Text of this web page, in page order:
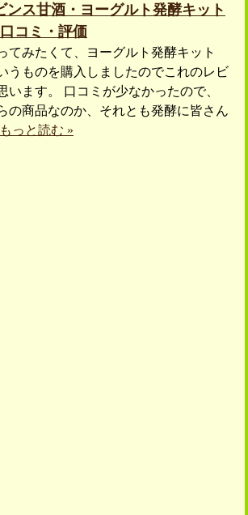
ンス甘酒・ヨーグルト発酵キット
コミ・評価
てみたくて、ヨーグルト発酵キット
うものを購入しましたのでこれのレビ
います。 口コミが少なかったので、
の商品なのか、それとも発酵に皆さん
もっと読む »